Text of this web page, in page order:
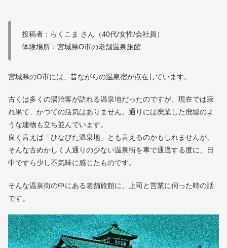
投稿者：らくこま さん（40代/女性/会社員）
体験場所：宮城県O市の老舗温泉旅館
宮城県のO市には、昔ながらの温泉宿が点在しています。
古くは多くの湯治客が訪れる温泉地だったのですが、現在では寂
れ果て、かつての活気はありません。通りには廃業した廃墟のよ
うな建物も立ち並んでいます。
良く言えば「ひなびた温泉地」とも言えるのかもしれませんが、
そんな古めかしく人通りの少ない温泉街を車で通過する度に、日
中ですら少し不気味に感じたものです。
そんな温泉街の中にある老舗旅館に、上司と営業に伺った時の話
です。